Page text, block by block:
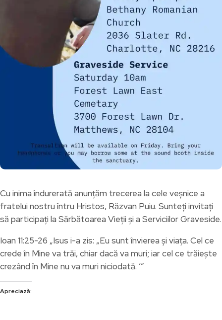
Cu inima îndurerată anunțăm trecerea la cele veșnice a
fratelui nostru întru Hristos, Răzvan Puiu. Sunteți invitați
să participați la Sărbătoarea Vieții și a Serviciilor Graveside.
Ioan 11:25-26 „Isus i-a zis: „Eu sunt învierea și viața. Cel ce
crede în Mine va trăi, chiar dacă va muri; iar cel ce trăiește
crezând în Mine nu va muri niciodată. ’”
Apreciază: